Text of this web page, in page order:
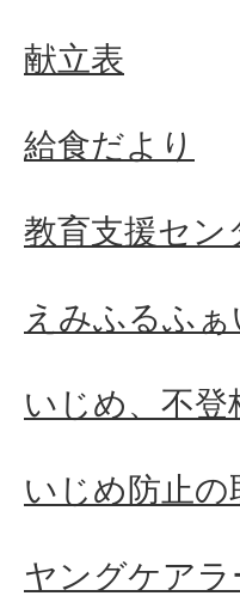
献立表
給食だより
教育支援セン
えみふるふぁ
いじめ、不
いじめ防止の
ヤングケアラ